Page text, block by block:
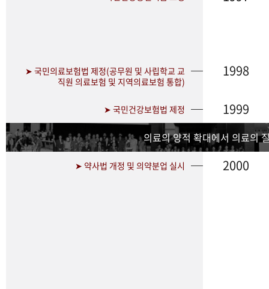
➤ 국민의료보험법 제정(공무원 및 사립학교 교
직원 의료보험 및 지역의료보험 통합)
1998
➤ 국민건강보험법 제정 1999
의료의 양적 확대에서 의료의
➤ 약사법 개정 및 의약분업 실시 2000